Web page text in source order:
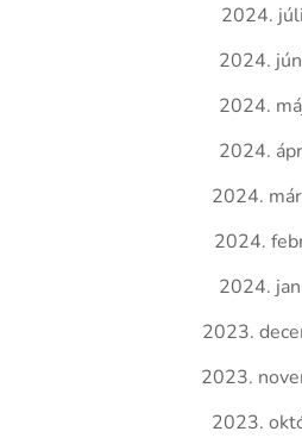
2024.
2024.
2024.
2024.
2024.
2024.
2024.
2023.
2023.
2023.